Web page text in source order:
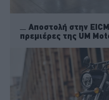
Αποστολή στην
πρεμιέρες της UM